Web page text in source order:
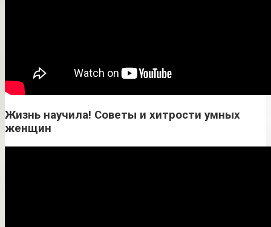
Жизнь научила! Советы и хитрости умных
женщин